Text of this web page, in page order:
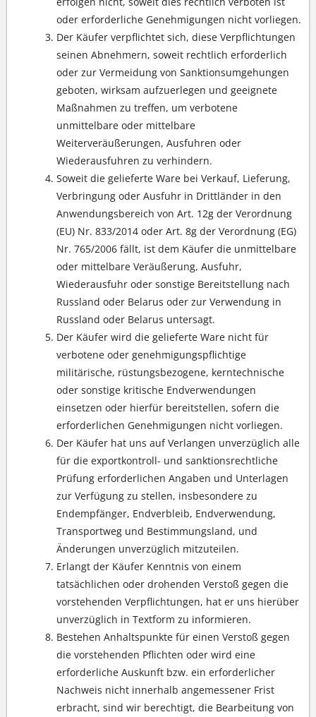
oder erforderliche Genehmigungen nicht vorliegen.
Der Käufer verpflichtet sich, diese Verpflichtungen
seinen Abnehmern, soweit rechtlich erforderlich
oder zur Vermeidung von Sanktionsumgehungen
geboten, wirksam aufzuerlegen und geeignete
Maßnahmen zu treffen, um verbotene
unmittelbare oder mittelbare
Weiterveräußerungen, Ausfuhren oder
Wiederausfuhren zu verhindern.
Soweit die gelieferte Ware bei Verkauf, Lieferung,
Verbringung oder Ausfuhr in Drittländer in den
Anwendungsbereich von Art. 12g der Verordnung
(EU) Nr. 833/2014 oder Art. 8g der Verordnung (EG)
Nr. 765/2006 fällt, ist dem Käufer die unmittelbare
oder mittelbare Veräußerung, Ausfuhr,
Wiederausfuhr oder sonstige Bereitstellung nach
Russland oder Belarus oder zur Verwendung in
Russland oder Belarus untersagt.
Der Käufer wird die gelieferte Ware nicht für
verbotene oder genehmigungspflichtige
militärische, rüstungsbezogene, kerntechnische
oder sonstige kritische Endverwendungen
einsetzen oder hierfür bereitstellen, sofern die
erforderlichen Genehmigungen nicht vorliegen.
Der Käufer hat uns auf Verlangen unverzüglich alle
für die exportkontroll- und sanktionsrechtliche
Prüfung erforderlichen Angaben und Unterlagen
zur Verfügung zu stellen, insbesondere zu
Endempfänger, Endverbleib, Endverwendung,
Transportweg und Bestimmungsland, und
Änderungen unverzüglich mitzuteilen.
Erlangt der Käufer Kenntnis von einem
tatsächlichen oder drohenden Verstoß gegen die
vorstehenden Verpflichtungen, hat er uns hierüber
unverzüglich in Textform zu informieren.
Bestehen Anhaltspunkte für einen Verstoß gegen
die vorstehenden Pflichten oder wird eine
erforderliche Auskunft bzw. ein erforderlicher
Nachweis nicht innerhalb angemessener Frist
erbracht, sind wir berechtigt, die Bearbeitung von